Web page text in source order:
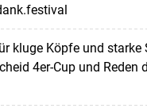
kluge Köpfe und starke
4er-Cup und Reden